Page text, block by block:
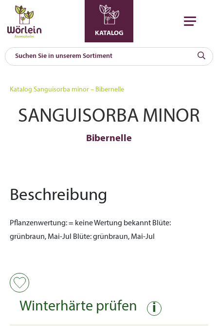
KATALOG
Katalog Sanguisorba minor – Bibernelle
SANGUISORBA MINOR
Bibernelle
Beschreibung
Pflanzenwertung:= keine Wertung bekannt Blüte:
grünbraun, Mai-Jul
Blüte:grünbraun, Mai-Jul
Winterhärte prüfen i